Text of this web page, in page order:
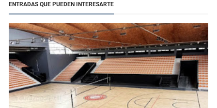
ENTRADAS QUE PUEDEN INTERESARTE